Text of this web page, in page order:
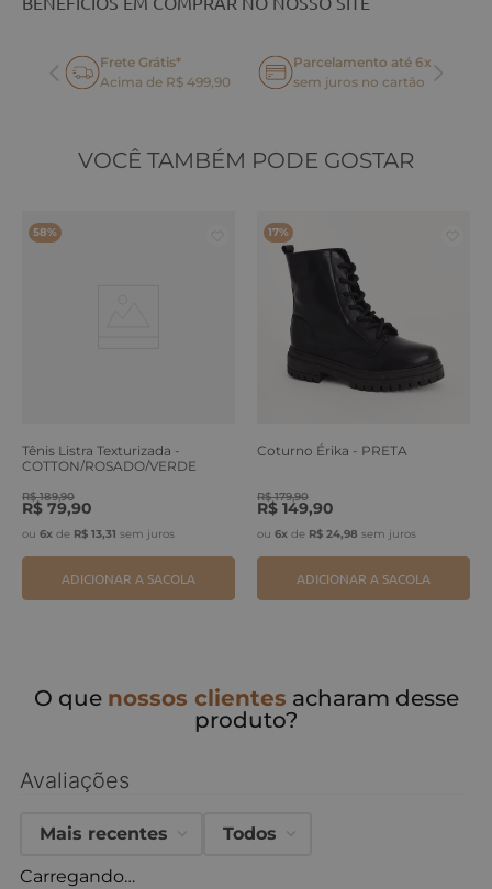
Frete Grátis*
Acima de R$ 499,90
Parcelamento até 6x
sem juros no cartão
VOCÊ TAMBÉM PODE GOSTAR
58%
Tênis Listra Texturizada -
COTTON/ROSADO/VERDE
R$ 189,90
R$ 79,90
ou 6x de R$ 13,31 sem juros
ADICIONAR A SACOLA
17%
Coturno Érika - PRETA
R$ 179,90
R$ 149,90
ou 6x de R$ 24,98 sem juros
ADICIONAR A SACOLA
O que nossos clientes acharam desse
produto?
Avaliações
Carregando…
Mais recentes Todos